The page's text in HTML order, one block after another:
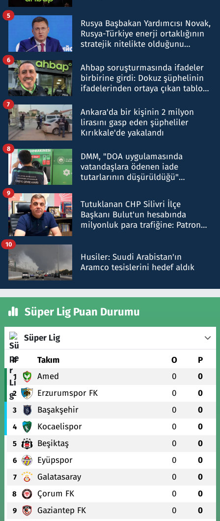
Rusya Başbakan Yardımcısı Novak,
Rusya-Türkiye enerji ortaklığının
stratejik nitelikte olduğunu
5
Ahbap soruşturmasında ifadeler
birbirine girdi: Dokuz şüphelinin
ifadelerinden ortaya çıkan tablo
6
Ankara'da bir kişinin 2 milyon
lirasını gasp eden şüpheliler
Kırıkkale'de yakalandı
7
DMM, "DOA uygulamasında
vatandaşlara ödenen iade
tutarlarının düşürüldüğü"
8
Tutuklanan CHP Silivri İlçe
Başkanı Bulut'un hesabında
milyonluk para trafiğine: Patron
9
Husiler: Suudi Arabistan'ın
Aramco tesislerini hedef aldık
10
Süper Lig Puan Durumu
Süper Lig
# Takım O P
1 Amed 0 0
2 Erzurumspor FK 0 0
3 Başakşehir 0 0
4 Kocaelispor 0 0
5 Beşiktaş 0 0
6 Eyüpspor 0 0
7 Galatasaray 0 0
8 Çorum FK 0 0
9 Gaziantep FK 0 0